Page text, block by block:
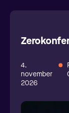
4.
november
2026